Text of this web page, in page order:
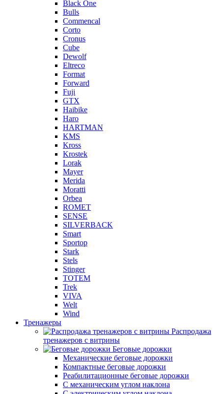
Black One
Bulls
Commencal
Corto
Cronus
Cube
Dewolf
Eltreco
Format
Forward
Fuji
GTX
Haibike
Haro
HARTMAN
KMS
Kross
Krostek
Lorak
Mayer
Merida
Moratti
Orbea
ROMET
SENSE
SILVERBACK
Smart
Sportop
Stark
Stels
Stinger
TOTEM
Trek
VIVA
Welt
Wind
Тренажеры
Распродажа
тренажеров с витрины
Беговые дорожки
Механические беговые дорожки
Компактные беговые дорожки
Реабилитационные беговые дорожки
С механическим углом наклона